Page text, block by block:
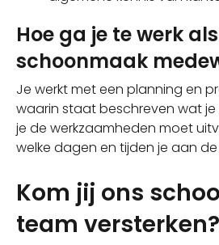
Hoe ga je te werk als
schoonmaak
Je werkt met een planning en
waarin staat beschreven wat
je de werkzaamheden moet
welke dagen en tijden je aan
Kom jij ons
team versterken?